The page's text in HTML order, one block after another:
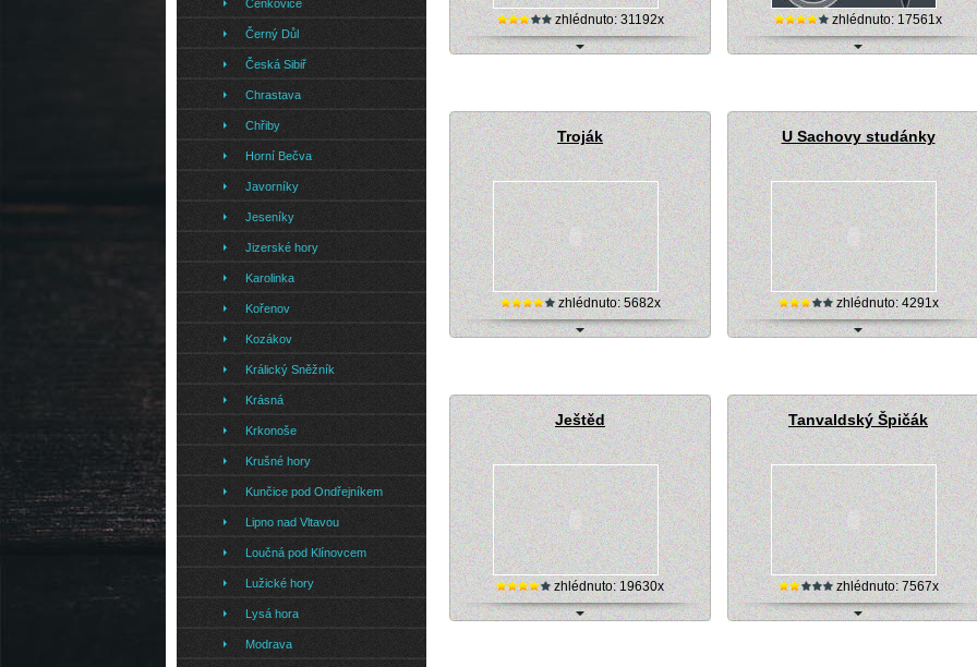
zhlédnuto: 31192x zhlédnuto: 17561x
Troják
zhlédnuto: 5682x
U Sachovy studánky
zhlédnuto: 4291x
Ještěd
zhlédnuto: 19630x
Tanvaldský Špičák
zhlédnuto: 7567x
Čenkovice
Černý Důl
Česká Sibiř
Chrastava
Chřiby
Horní Bečva
Javorníky
Jeseníky
Jizerské hory
Karolinka
Kořenov
Kozákov
Králický Sněžník
Krásná
Krkonoše
Krušné hory
Kunčice pod Ondřejníkem
Lipno nad Vltavou
Loučná pod Klínovcem
Lužické hory
Lysá hora
Modrava